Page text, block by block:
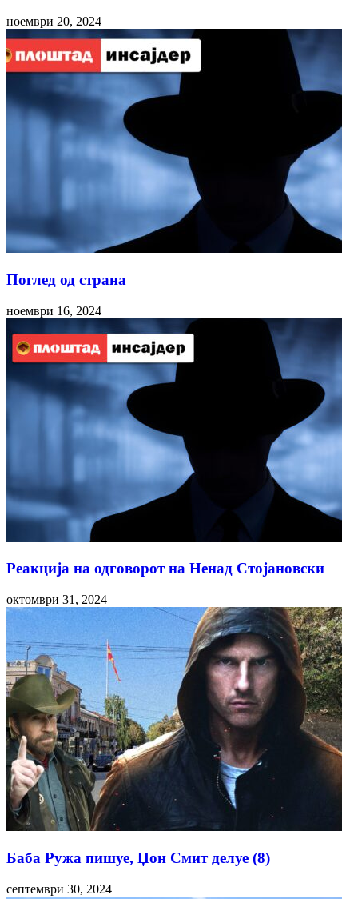
ноември 20, 2024
Поглед од страна
ноември 16, 2024
Реакција на одговорот на Ненад Стојановски
октомври 31, 2024
Баба Ружа пишуе, Џон Смит делуе (8)
септември 30, 2024